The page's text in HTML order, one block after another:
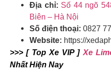
Địa chỉ: Số 44 ngõ
Biên – Hà Nội
Số điện thoại: 0827
Website: https://
>>> [ Top Xe VIP ] Xe
Nhất Hiện Nay